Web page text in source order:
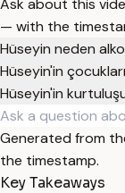
Ask about this
— with the
Hüseyin neden
Hüseyin'in
Hüseyin'in
Generated from
the timestamp.
Key Takeaways